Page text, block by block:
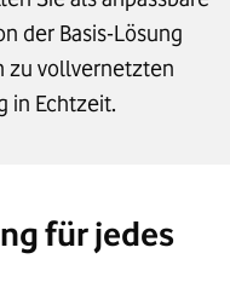
der Basis-Lösung
zu vollvernetzten
in Echtzeit.
für jedes